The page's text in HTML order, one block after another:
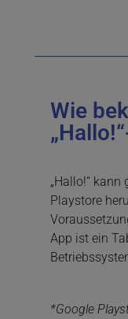
Wie
„Hallo!“
Playstore
App ist ein
*Google